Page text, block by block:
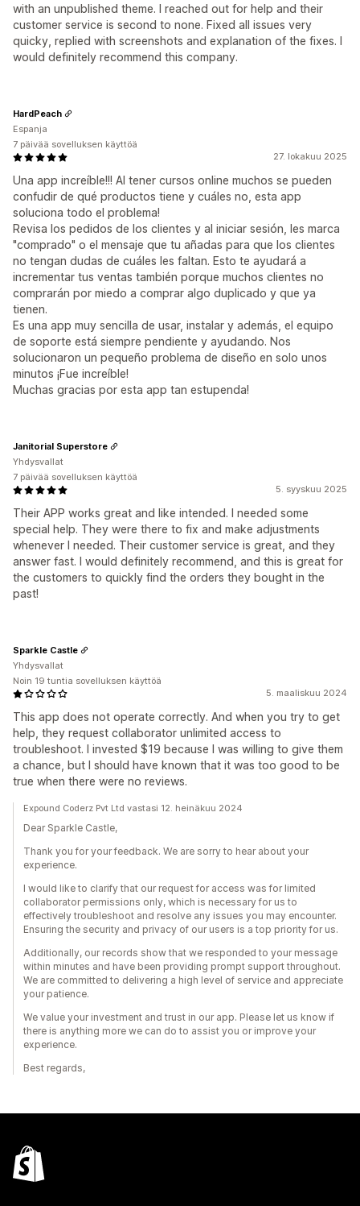
with an unpublished theme. I reached out for help and their
customer service is second to none. Fixed all issues very
quicky, replied with screenshots and explanation of the fixes. I
would definitely recommend this company.
27. lokakuu 2025
Una app increíble!!! Al tener cursos online muchos se pueden
confudir de qué productos tiene y cuáles no, esta app
soluciona todo el problema!
Revisa los pedidos de los clientes y al iniciar sesión, les marca
"comprado" o el mensaje que tu añadas para que los clientes
no tengan dudas de cuáles les faltan. Esto te ayudará a
incrementar tus ventas también porque muchos clientes no
comprarán por miedo a comprar algo duplicado y que ya
tienen.
Es una app muy sencilla de usar, instalar y además, el equipo
de soporte está siempre pendiente y ayudando. Nos
solucionaron un pequeño problema de diseño en solo unos
minutos ¡Fue increíble!
Muchas gracias por esta app tan estupenda!
HardPeach
Espanja
7 päivää sovelluksen käyttöä
5. syyskuu 2025
Their APP works great and like intended. I needed some
special help. They were there to fix and make adjustments
whenever I needed. Their customer service is great, and they
answer fast. I would definitely recommend, and this is great for
the customers to quickly find the orders they bought in the
past!
Janitorial Superstore
Yhdysvallat
7 päivää sovelluksen käyttöä
5. maaliskuu 2024
This app does not operate correctly. And when you try to get
help, they request collaborator unlimited access to
troubleshoot. I invested $19 because I was willing to give them
a chance, but I should have known that it was too good to be
true when there were no reviews.
Sparkle Castle
Yhdysvallat
Noin 19 tuntia sovelluksen käyttöä
Expound Coderz Pvt Ltd vastasi 12. heinäkuu 2024
Dear Sparkle Castle,
Thank you for your feedback. We are sorry to hear about your
experience.
I would like to clarify that our request for access was for limited
collaborator permissions only, which is necessary for us to
effectively troubleshoot and resolve any issues you may encounter.
Ensuring the security and privacy of our users is a top priority for us.
Additionally, our records show that we responded to your message
within minutes and have been providing prompt support throughout.
We are committed to delivering a high level of service and appreciate
your patience.
We value your investment and trust in our app. Please let us know if
there is anything more we can do to assist you or improve your
experience.
Best regards,